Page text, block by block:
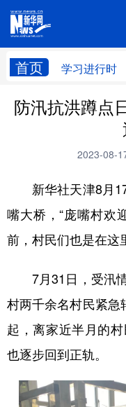
首页 学习进行时
学习进行时 高
财
科技 科创
文化 书
法律 中央
食品 人
学术中国 乡村
彩票 娱乐
防汛抗洪蹲点
2023-08-
新华社天津8月17
嘴大桥，“庞嘴村欢
前，村民们也是在这
7月31日，受汛情
村两千余名村民紧急
起，离家近半月的
也逐步回到正轨。